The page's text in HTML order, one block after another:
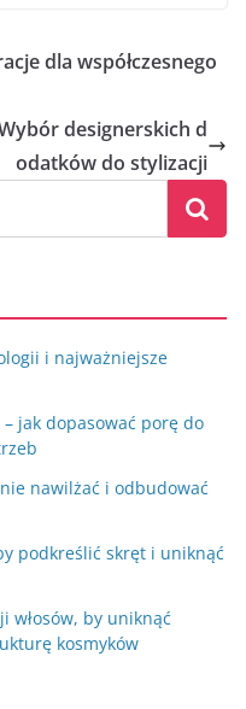
dla współczesnego
designerskich d
odatków do stylizacji
i najważniejsze
jak dopasować porę do
nawilżać i odbudować
podkreślić skręt i uniknąć
włosów, by uniknąć
kosmyków